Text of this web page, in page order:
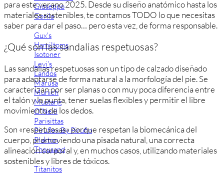
Gioseppo
Gorila
Gux's
Hamiltoms
Isotoner
Levi's
Landos
Marusa
Munich
Mustang
O´Neill
Parisittas
Piruflex By Pirufin
Plakton
Thousand
Titanitos
para este verano 2025. Desde su diseño anatómico hasta los
materiales sostenibles, te contamos TODO lo que necesitas
saber para dar el paso… pero esta vez, de forma responsable.
¿Qué son las sandalias respetuosas?
Las sandalias respetuosas son un tipo de calzado diseñado
para adaptarse de forma natural a la morfología del pie. Se
caracterizan por ser planas o con muy poca diferencia entre
el talón y la punta, tener suelas flexibles y permitir el libre
movimiento de los dedos.
Son «respetuosas» porque respetan la biomecánica del
cuerpo, promoviendo una pisada natural, una correcta
alineación corporal y, en muchos casos, utilizando materiales
sostenibles y libres de tóxicos.